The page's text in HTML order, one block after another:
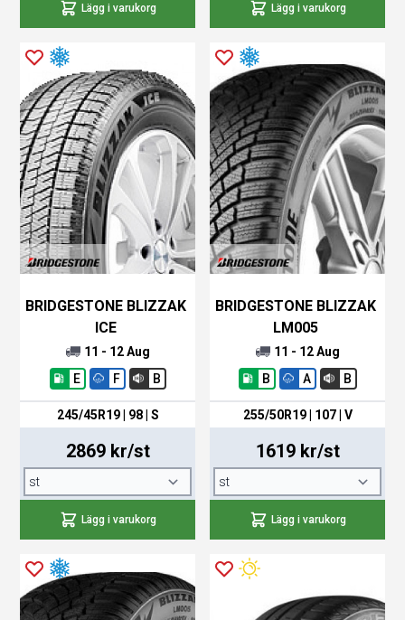
Lägg i varukorg Lägg i varukorg
BRIDGESTONE BLIZZAK
ICE
11 - 12 Aug
E
F B
245/45R19 | 98 | S
2869 kr/st
Lägg i varukorg
BRIDGESTONE BLIZZAK
LM005
11 - 12 Aug
B
A B
255/50R19 | 107 | V
1619 kr/st
Lägg i varukorg